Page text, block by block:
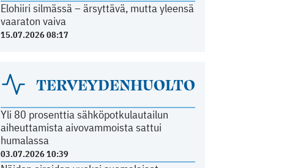
Elohiiri silmässä – ärsyttävä, mutta yleensä
vaaraton vaiva
15.07.2026 08:17
TERVEYDENHUOLTO
Yli 80 prosenttia sähköpotkulautailun
aiheuttamista aivovammoista sattui
humalassa
03.07.2026 10:39